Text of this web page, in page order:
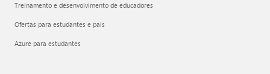
Treinamento e desenvolvimento de educadores
Ofertas para estudantes e pais
Azure para estudantes